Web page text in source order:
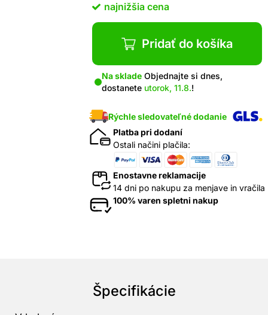
najnižšia cena
Pridať do košíka
Na sklade Objednajte si dnes,
dostanete utorok, 11.8.!
Rýchle sledovateľné dodanie
Platba pri dodaní
Ostali načini plačila:
Enostavne reklamacije
14 dni po nakupu za menjave in vračila
100% varen spletni nakup
Špecifikácie